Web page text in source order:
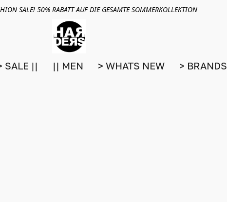
SALE! 50% RABATT AUF DIE GESAMTE SOMMERKOLLEKTION
SALE || || MEN > WHATS NEW > BRANDS